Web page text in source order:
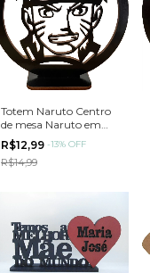
Totem Naruto Centro
de mesa Naruto em
MDF
R$12,99 -13% OFF
R$14,99